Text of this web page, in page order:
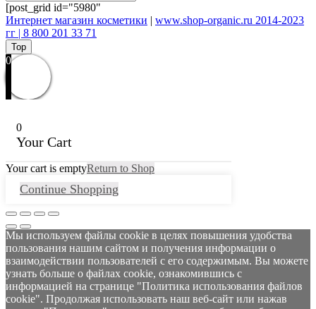
[post_grid id="5980"
Интернет магазин косметики | www.shop-organic.ru 2014-2023
гг | 8 800 201 33 71
Top
0
0
Your Cart
Your cart is emptyReturn to Shop
Continue Shopping
Мы используем файлы cookie в целях повышения удобства
пользования нашим сайтом и получения информации о
взаимодействии пользователей с его содержимым. Вы можете
узнать больше о файлах cookie, ознакомившись с
информацией на странице "Политика использования файлов
cookie". Продолжая использовать наш веб-сайт или нажав